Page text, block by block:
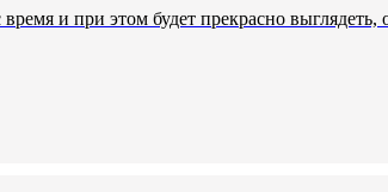
и при этом будет прекрасно